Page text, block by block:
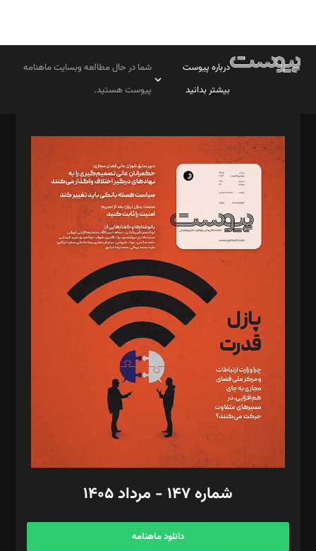
درباره پیوست
بیشتر بدانید
شما در حال مطالعه وبسایت ماهنامه
پیوست هستید.
مدیر مسئول: محمدباقر اثنی‌عشری
سردبیر: مهرک محمودی
دبیر تحریریه: میثم قاسمی
د‌بیر ناداستان: سمانه سمیع
د‌بیر خدمت و تجارت: ابوالفضل رجبی
د‌بیر حقوق فناوری: حسام‌الدین ایپکچی
د‌بیر پیوست جهان: مینا پاکدل
د‌بیر تحریریه آنلاین: بابک نقاش
تحریریه‌: مجتبی محمود‌ی، آرش برهمند، یسنا امان‌پور، سروش کرمیان،
مصطفی مسجدی آرانی، ابوالفضل رجبی، زهرا فکرانه، فائزه فتحی
رستمی،مصطفی باستان
ویرایش: نگار استاد‌‌آقا
طراح یونیفرم: مجید توکلی
فیلمبرداری و عکاسی: امیر شفیعی، مانی لطفی زاده
گرافیک و صفحه‌آرایی: سید‌سبحان‌علی ثابت
مد‌یر توسعه تجاری: کامبیز برید‌
امور مالی: شاپور رهبری، محمد‌ کاظمی‌نیا
آگهی و مشترکین: ۰۹۱۹۹۹۹۰۴۵۴
شماره ۱۴۷ - مرداد ۱۴۰۵
دانلود ماهنامه